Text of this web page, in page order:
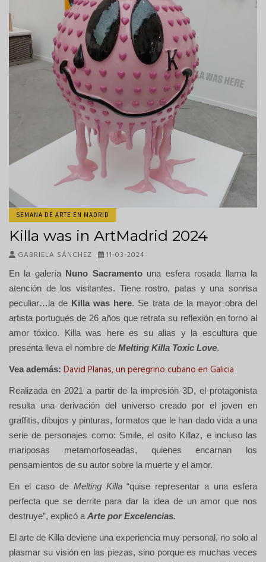
SEMANA DE ARTE EN MADRID
Killa was in ArtMadrid 2024
GABRIELA SÁNCHEZ 11-03-2024
En la galería Nuno Sacramentouna esfera rosada llama la
atención de los visitantes. Tiene rostro, patas y una sonrisa
peculiar…la de Killa was here. Se trata de la mayor obra del
artista portugués de 26 años que retrata su reflexión en torno al
amor tóxico. Killa was here es su alias y la escultura que
presenta lleva el nombre de Melting Killa Toxic Love.
Vea además: David Planas, un peregrino cubano en Galicia
Realizada en 2021 a partir de la impresión 3D, el protagonista
resulta una derivación del universo creado por el joven en
graffitis, dibujos y pinturas, formatos que le han dado vida a una
serie de personajes como: Smile, el osito Killaz, e incluso las
mariposas metamorfoseadas, quienes encarnan los
pensamientos de su autor sobre la muerte y el amor.
En el caso de Melting Killa“quise representar a una esfera
perfecta que se derrite para dar la idea de un amor que nos
destruye”, explicó a Arte por Excelencias.
El arte de Killa deviene una experiencia muy personal, no solo al
plasmar su visión en las piezas, sino porque es muchas veces